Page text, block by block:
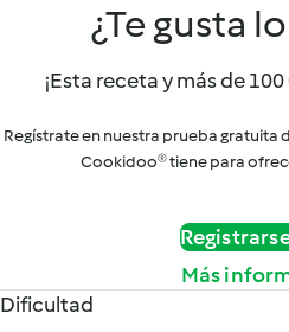
¿Te gusta
¡Esta receta y más de
Regístrate en nuestra prueba gratuita
Cookidoo® tiene para
Más
Dificultad